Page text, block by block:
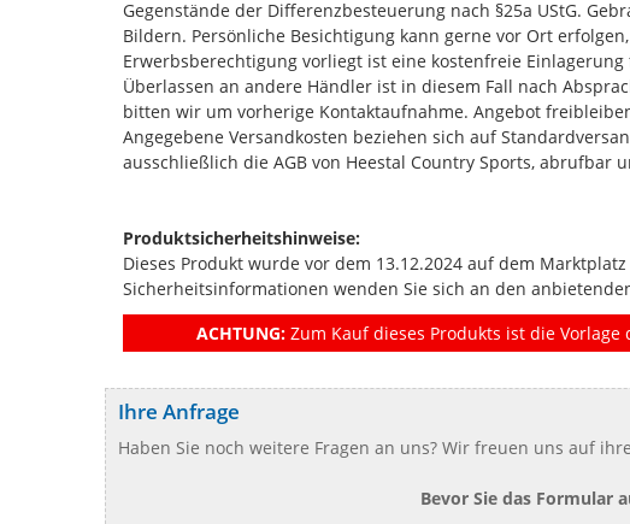
Gegenstände der Differenzbesteuerung nach §25a UStG.
Bildern. Persönliche Besichtigung kann gerne vor Ort
Erwerbsberechtigung vorliegt ist eine kostenfreie
Überlassen an andere Händler ist in diesem Fall nach
bitten wir um vorherige Kontaktaufnahme. Angebot
Angegebene Versandkosten beziehen sich auf
ausschließlich die AGB von Heestal Country Sports,
Produktsicherheitshinweise:
Dieses Produkt wurde vor dem 13.12.2024 auf dem
Sicherheitsinformationen wenden Sie sich an den
ACHTUNG: Zum Kauf dieses Produkts ist die
Ihre Anfrage
Haben Sie noch weitere Fragen an uns? Wir freuen uns auf
Bevor Sie das Formular